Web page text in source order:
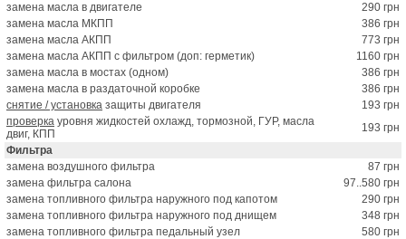
замена масла в двигателе
290 грн
замена масла МКПП
386 грн
замена масла АКПП
773 грн
замена масла АКПП с фильтром (доп: герметик)
1160 грн
замена масла в мостах (одном)
386 грн
замена масла в раздаточной коробке
386 грн
cнятие / установка защиты двигателя
193 грн
проверка уровня жидкостей охлажд, тормозной, ГУР, масла
двиг, КПП
193 грн
Фильтра
замена воздушного фильтра
87 грн
замена фильтра салона
97..580 грн
замена топливного фильтра наружного под капотом
290 грн
замена топливного фильтра наружного под днищем
348 грн
замена топливного фильтра педальный узел
580 грн